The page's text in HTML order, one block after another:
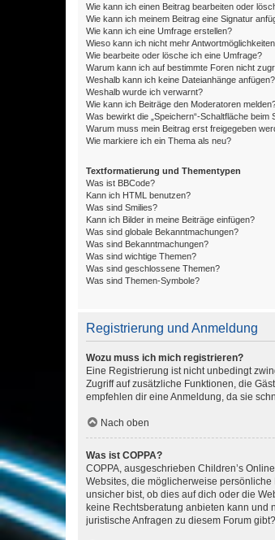
Wie kann ich einen Beitrag bearbeiten oder
Wie kann ich meinem Beitrag eine Signatur
Wie kann ich eine Umfrage erstellen?
Wieso kann ich nicht mehr
Wie bearbeite oder lösche ich eine Umfrage?
Warum kann ich auf bestimmte Foren nicht
Weshalb kann ich keine Dateianhänge anfügen?
Weshalb wurde ich verwarnt?
Wie kann ich Beiträge den Moderatoren
Was bewirkt die „Speichern“-Schaltfläche beim
Warum muss mein Beitrag erst freigegeben
Wie markiere ich ein Thema als neu?
Textformatierung und Thementypen
Was ist BBCode?
Kann ich HTML benutzen?
Was sind Smilies?
Kann ich Bilder in meine Beiträge einfügen?
Was sind globale Bekanntmachungen?
Was sind Bekanntmachungen?
Was sind wichtige Themen?
Was sind geschlossene Themen?
Was sind Themen-Symbole?
Registrierung und Anmeldung
Wozu muss ich mich registrieren?
Eine Registrierung ist nicht unbedingt
Zugriff auf zusätzliche Funktionen, die
empfehlen dir eine Anmeldung, da sie
Nach oben
Was ist COPPA?
COPPA, ausgeschrieben Children’s
Websites, die möglicherweise
unsicher bist, ob dies auf dich oder die
keine Rechtsberatung anbieten kann und
juristische Anfragen zu diesem Forum